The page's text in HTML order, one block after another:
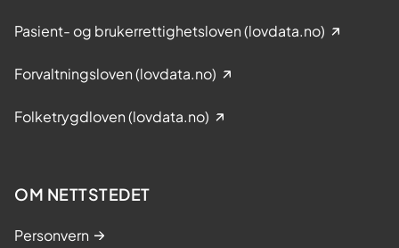
Pasient- og brukerrettighetsloven (lovdata.no)
Forvaltningsloven (lovdata.no)
Folketrygdloven (lovdata.no)
OM NETTSTEDET
Personvern